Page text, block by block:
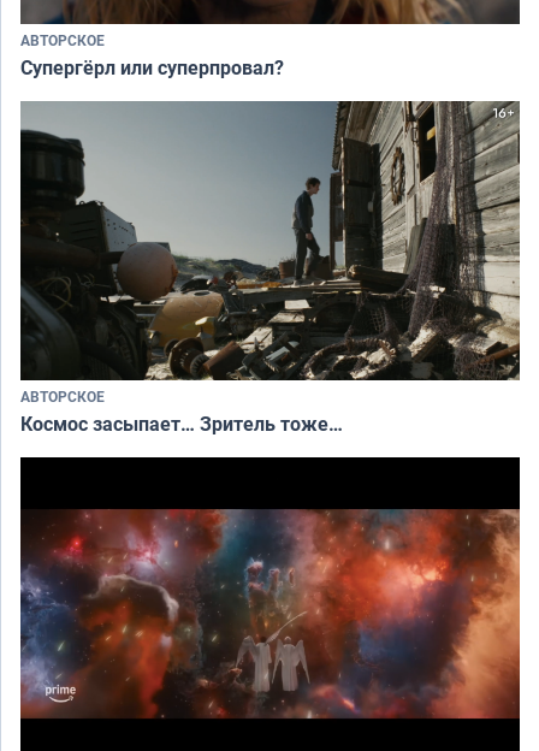
АВТОРСКОЕ
Супергёрл или суперпровал?
АВТОРСКОЕ
Космос засыпает… Зритель тоже…